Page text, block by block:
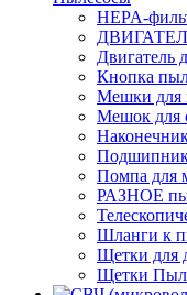
HEPA-
Двигатель
Кнопка
Мешки для
Мешок для
Помпа для
РАЗНОЕ
Шланги к
Щетки для
Щетки